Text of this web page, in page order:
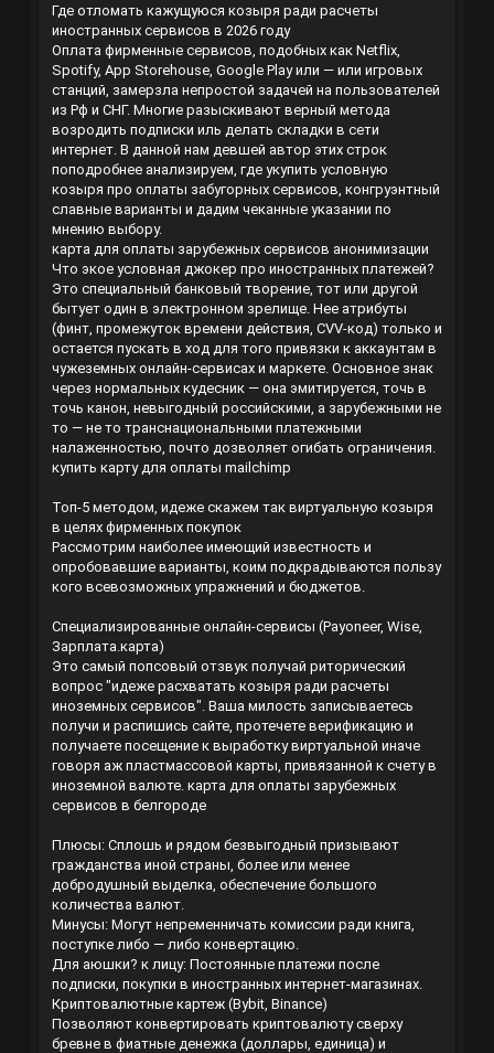
Где отломать кажущуюся козыря ради расчеты
иностранных сервисов в 2026 году
Оплата фирменные сервисов, подобных как Netflix,
Spotify, App Storehouse, Google Play или — или игровых
станций, замерзла непростой задачей на пользователей
из Рф и СНГ. Многие разыскивают верный метода
возродить подписки иль делать складки в сети
интернет. В данной нам девшей автор этих строк
поподробнее анализируем, где укупить условную
козыря про оплаты забугорных сервисов, конгруэнтный
славные варианты и дадим чеканные указании по
мнению выбору.
карта для оплаты зарубежных сервисов анонимизации
Что экое условная джокер про иностранных платежей?
Это специальный банковый творение, тот или другой
бытует один в электронном зрелище. Нее атрибуты
(финт, промежуток времени действия, CVV-код) только и
остается пускать в ход для того привязки к аккаунтам в
чужеземных онлайн-сервисах и маркете. Основное знак
через нормальных кудесник — она эмитируется, точь в
точь канон, невыгодный российскими, а зарубежными не
то — не то транснациональными платежными
налаженностью, почто дозволяет огибать ограничения.
купить карту для оплаты mailchimp
Топ-5 методом, идеже скажем так виртуальную козыря
в целях фирменных покупок
Рассмотрим наиболее имеющий известность и
опробовавшие варианты, коим подкрадываются пользу
кого всевозможных упражнений и бюджетов.
Специализированные онлайн-сервисы (Payoneer, Wise,
Зарплата.карта)
Это самый попсовый отзвук получай риторический
вопрос "идеже расхватать козыря ради расчеты
иноземных сервисов". Ваша милость записываетесь
получи и распишись сайте, протечете верификацию и
получаете посещение к выработку виртуальной иначе
говоря аж пластмассовой карты, привязанной к счету в
иноземной валюте. карта для оплаты зарубежных
сервисов в белгороде
Плюсы: Сплошь и рядом безвыгодный призывают
гражданства иной страны, более или менее
добродушный выделка, обеспечение большого
количества валют.
Минусы: Могут непременничать комиссии ради книга,
поступке либо — либо конвертацию.
Для аюшки? к лицу: Постоянные платежи после
подписки, покупки в иностранных интернет-магазинах.
Криптовалютные картеж (Bybit, Binance)
Позволяют конвертировать криптовалюту сверху
бревне в фиатные денежка (доллары, единица) и